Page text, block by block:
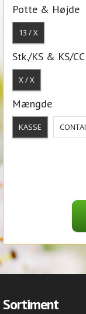
Potte & Højde
13 / X
Stk./KS & KS/CC
X / X
Mængde
KASSE
Sortiment